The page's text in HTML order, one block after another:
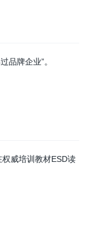
品牌企业”。
威培训教材ESD读